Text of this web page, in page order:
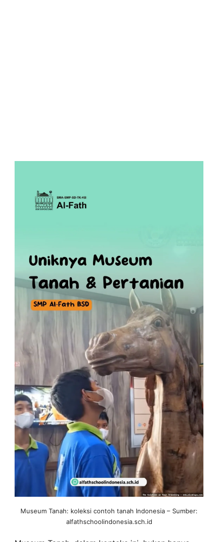
Museum Tanah: koleksi contoh tanah Indonesia – Sumber:
alfathschoolindonesia.sch.id